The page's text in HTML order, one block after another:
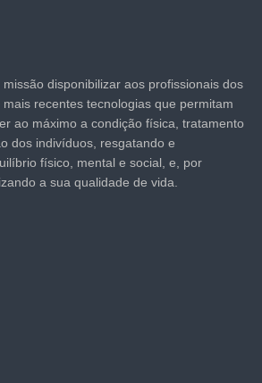
disponibilizar aos profissionais dos
recentes tecnologias que permitam
ao máximo a condição física, tratamento
dos indivíduos, resgatando e
físico, mental e social, e, por
a sua qualidade de vida.